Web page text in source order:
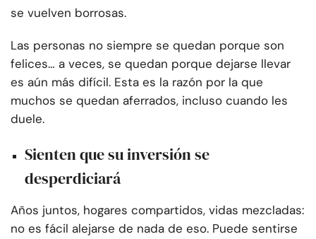
se vuelven borrosas.
Las personas no siempre se quedan porque son
felices… a veces, se quedan porque dejarse llevar
es aún más difícil. Esta es la razón por la que
muchos se quedan aferrados, incluso cuando les
duele.
Sienten que su inversión se
desperdiciará
Años juntos, hogares compartidos, vidas mezcladas:
no es fácil alejarse de nada de eso. Puede sentirse